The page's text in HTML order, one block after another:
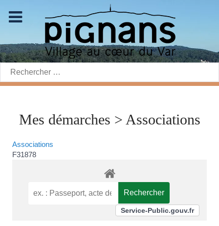
Rechercher:
Mes démarches > Associations
Associations
F31878
Service-Public.gouv.fr